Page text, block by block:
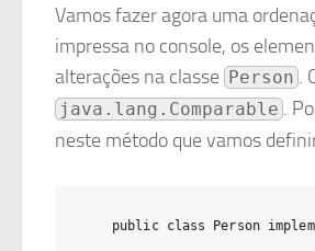
Vamos fazer agora uma
impressa no console, os
alterações na classe Person .
java.lang.Comparable .
neste método que vamos
public class Person